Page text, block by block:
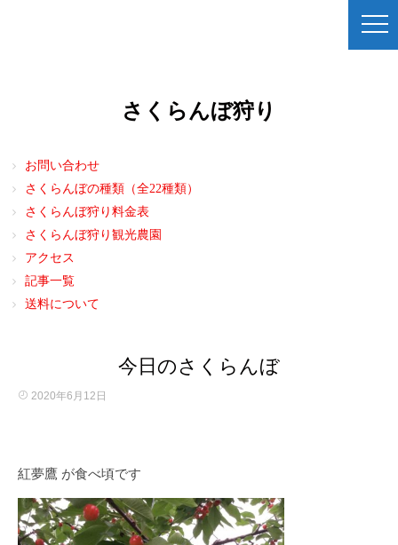
さくらんぼ狩り
お問い合わせ
さくらんぼの種類（全22種類）
さくらんぼ狩り料金表
さくらんぼ狩り観光農園
アクセス
記事一覧
送料について
今日のさくらんぼ
2020年6月12日
紅夢鷹 が食べ頃です